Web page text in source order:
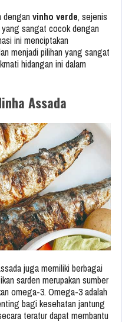
dengan vinho verde, sejenis
sangat cocok dengan
ini menciptakan
menjadi pilihan yang sangat
hidangan ini dalam
Assada
juga memiliki berbagai
sarden merupakan sumber
omega-3. Omega-3 adalah
bagi kesehatan jantung
teratur dapat membantu